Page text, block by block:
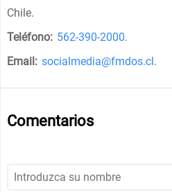
Chile.
Teléfono: 562-390-2000.
Email: socialmedia@fmdos.cl.
Comentarios